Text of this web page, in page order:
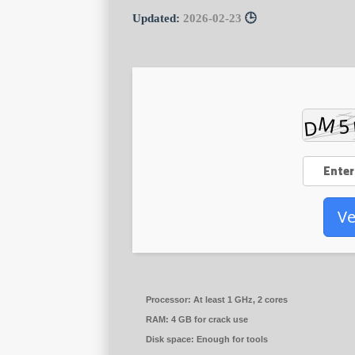
🕒 Updated:
2026-02-23
Processor: At least 1 GHz, 2 cores
RAM: 4 GB for crack use
Disk space: Enough for tools